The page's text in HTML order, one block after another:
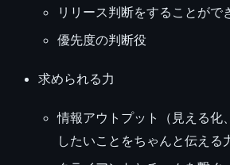
リリース判断をすることがで
優先度の判断役
求められる力
情報アウトプット（見える
したいことをちゃんと伝える